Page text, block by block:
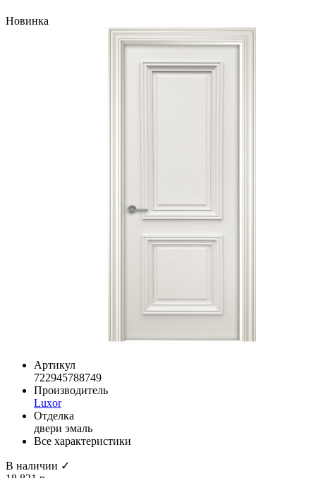
Новинка
Артикул
722945788749
Производитель
Luxor
Отделка
двери эмаль
Все характеристики
В наличии ✓